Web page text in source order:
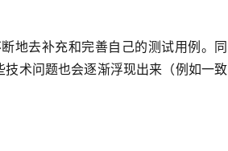
地去补充和完善自己的测试用例。同
术问题也会逐渐浮现出来（例如一致